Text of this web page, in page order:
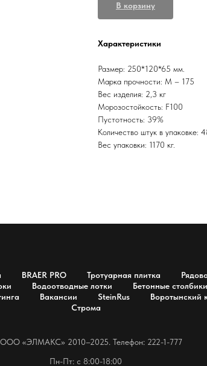
В корзину
Характеристики
Размер: 250*120*65 мм.
Марка прочности: М – 175
Вес изделия: 2,3 кг
Морозостойкость: F100
Пустотность: 39%
Количество штук в упаковке:
Вес упаковки: 1170 кг.
BRAER PRO Тротуарная плитка
Водоотводные лотки Бетонные столбики
Вакансии SteinRus Воротынский
Строма
«ЭЛМАКС» 2010–2025. Телефон: 222-1-777
Пн-Пт: с 8:00-18:00